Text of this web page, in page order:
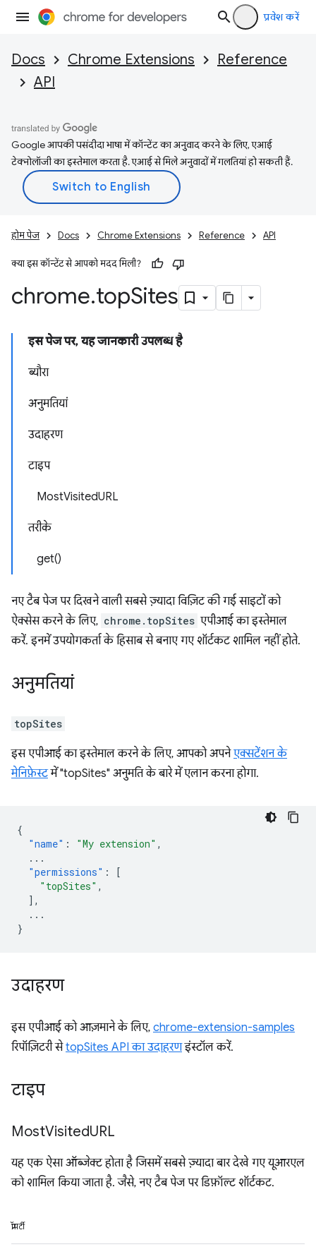
प्रवेश करें
Docs Chrome Extensions
Reference
API
Google आपकी पसंदीदा भाषा में कॉन्टेंट का अनुवाद करने के लिए, एआई
टेक्नोलॉजी का इस्तेमाल करता है. एआई से मिले अनुवादों में गलतियां हो सकती हैं.
होम पेज Docs Chrome Extensions Reference API
क्या इस कॉन्टेंट से आपको मदद मिली?
chrome.topSites
इस पेज पर, यह जानकारी उपलब्ध है
ब्यौरा
अनुमतियां
उदाहरण
टाइप
MostVisitedURL
तरीके
get()
नए टैब पेज पर दिखने वाली सबसे ज़्यादा विज़िट की गई साइटों को
ऐक्सेस करने के लिए, chrome.topSites एपीआई का इस्तेमाल
करें. इनमें उपयोगकर्ता के हिसाब से बनाए गए शॉर्टकट शामिल नहीं होते.
अनुमतियां
topSites
इस एपीआई का इस्तेमाल करने के लिए, आपको अपनेएक्सटेंशन के
मेनिफ़ेस्टमें "topSites" अनुमति के बारे में एलान करना होगा.
{
"name" : "My extension" ,
...
"permissions" :
[
"topSites" ,
],
...
}
उदाहरण
इस एपीआई को आज़माने के लिए, chrome-extension-samples
रिपॉज़िटरी सेtopSites API का उदाहरणइंस्टॉल करें.
टाइप
MostVisitedURL
यह एक ऐसा ऑब्जेक्ट होता है जिसमें सबसे ज़्यादा बार देखे गए यूआरएल
को शामिल किया जाता है. जैसे, नए टैब पेज पर डिफ़ॉल्ट शॉर्टकट.
प्रॉपर्टी